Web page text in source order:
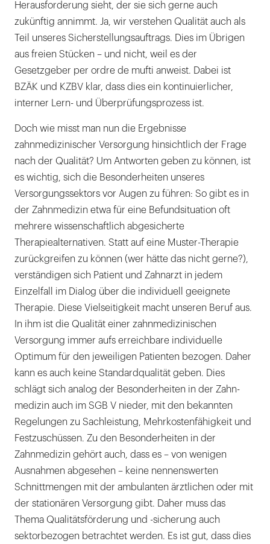
Herausforderung sieht, der sie sich gerne auch
zukünftig annimmt. Ja, wir verstehen Qualität auch als
Teil unseres Sicherstellungsauftrags. Dies im Übrigen
aus freien Stücken – und nicht, weil es der
Gesetzgeber per ordre de mufti anweist. Dabei ist
BZÄK und KZBV klar, dass dies ein kontinuierlicher,
interner Lern- und Überprüfungsprozess ist.
Doch wie misst man nun die Ergebnisse
zahnmedizinischer Versorgung hinsichtlich der Frage
nach der Qualität? Um Antworten geben zu können, ist
es wichtig, sich die Besonderheiten unseres
Versorgungssektors vor Augen zu führen: So gibt es in
der Zahnmedizin etwa für eine Befundsituation oft
mehrere wissenschaftlich abgesicherte
Therapiealternativen. Statt auf eine Muster-Therapie
zurückgreifen zu können (wer hätte das nicht gerne?),
verständigen sich Patient und Zahnarzt in jedem
Einzelfall im Dialog über die individuell geeignete
Therapie. Diese Vielseitigkeit macht unseren Beruf aus.
In ihm ist die Qualität einer zahnmedizinischen
Versorgung immer aufs erreichbare individuelle
Optimum für den jeweiligen Patienten bezogen. Daher
kann es auch keine Standardqualität geben. Dies
schlägt sich analog der Besonderheiten in der Zahn-
medizin auch im SGB V nieder, mit den bekannten
Regelungen zu Sachleistung, Mehrkostenfähigkeit und
Festzuschüssen. Zu den Besonderheiten in der
Zahnmedizin gehört auch, dass es – von wenigen
Ausnahmen abgesehen – keine nennenswerten
Schnittmengen mit der ambulanten ärztlichen oder mit
der stationären Versorgung gibt. Daher muss das
Thema Qualitätsförderung und -sicherung auch
sektorbezogen betrachtet werden. Es ist gut, dass dies